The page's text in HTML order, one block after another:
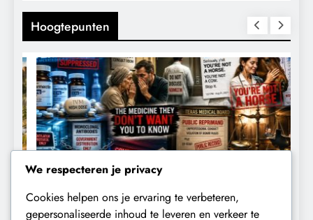
Hoogtepunten
CENSUUR CONTROLE
We respecteren je privacy
Cookies helpen ons je ervaring te verbeteren,
gepersonaliseerde inhoud te leveren en verkeer te